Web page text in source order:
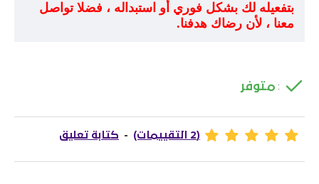
بتفعيله لك بشكل فوري أو استبداله ، فضلا تواصل
معنا ، لأن رضاك هدفنا.
: متوفر
(2 التقييمات) - كتابة تعليق